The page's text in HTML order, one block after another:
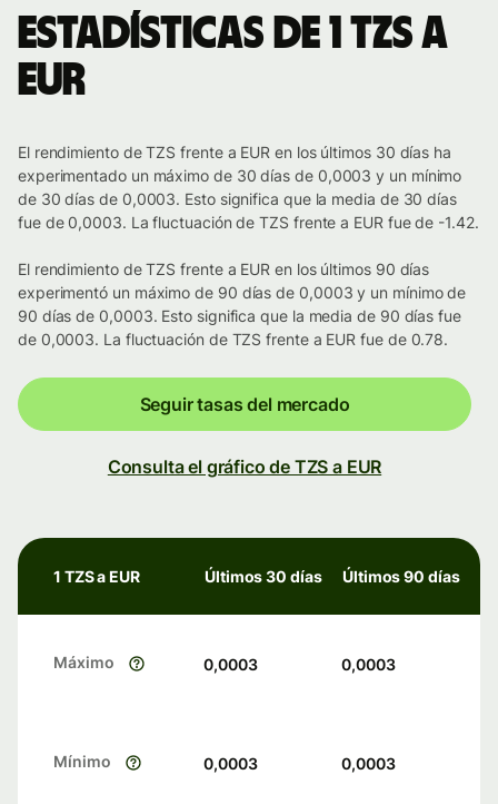
Estadísticas de 1 TZS a
EUR
El rendimiento de TZS frente a EUR en los últimos 30 días ha
experimentado un máximo de 30 días de 0,0003 y un mínimo
de 30 días de 0,0003. Esto significa que la media de 30 días
fue de 0,0003. La fluctuación de TZS frente a EUR fue de -1.42.
El rendimiento de TZS frente a EUR en los últimos 90 días
experimentó un máximo de 90 días de 0,0003 y un mínimo de
90 días de 0,0003. Esto significa que la media de 90 días fue
de 0,0003. La fluctuación de TZS frente a EUR fue de 0.78.
Seguir tasas del mercado
Consulta el gráfico de TZS a EUR
1 TZS a EUR Últimos 30 días Últimos 90 días
Máximo 0,0003 0,0003
Mínimo 0,0003 0,0003